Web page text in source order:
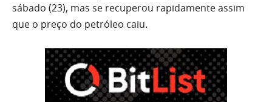
sábado (23), mas se recuperou rapidamente assim
que o preço do petróleo caiu.